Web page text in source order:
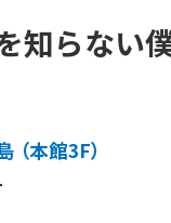
知らない
（本館3F）